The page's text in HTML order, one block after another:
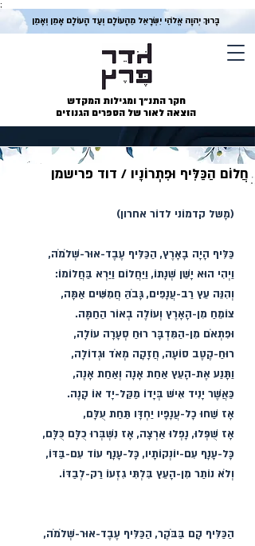
;
בָּרוּךְ יְהוָה אֱלֹהֵי יִשְׂרָאֵל מֵהָעוֹלָם וְעַד הָעוֹלָם אָמֵן וְאָמֵן
חקר התנ״ך ומגילות המקדש
הוצאה לאור של הספרים הגנוזים
חֲלוֹם הַכַּלִּיף וּפִתְרוֹנָיו / דוד פרישמן
(מָשל קדמוֹני לדוֹר אחרון)
כַּלִּיף הָיָה בָאָרֶץ, הַכַּלִּיף עֶבֶד-אוּר-שְׁלֹמֹה,
וַיְהִי הוּא יָשֵׁן שְׁנָתוֹ, וַיַּחֲלוֹם וַיַּרְא בַּחֲלוֹמוֹ:
וְהִנֵּה עֵץ רַב-עֲנָפִים, גָּבֹהַּ חֲמִשִּׁים אַמָּה,
צוֹמֵחַ מִן-הָאָרֶץ וְעוֹלֶה בְאוֹר הַחַמָּה.
וּפִתְאֹם מִן-הַמִּדְבָּר רוּחַ סְעָרָה עוֹלָה,
רוּחַ-קֶטֶב סוֹעָה, חֲזָקָה מְאֹד וּגְדוֹלָה,
וַתָּנַע אֶת-הָעֵץ אַחַת אָנָה וְאַחַת אָנֶה,
כַּאֲשֶׁר יָנִיד אִישׁ בְּיָדוֹ מַקַּל-יָד אוֹ קָנֶה.
אָז שַׁחוּ כָל-עֲנָפָיו יַחְדָּו תַּחַת עֻלָּם,
אָז שֻׁפְּלוּ, נָפְלוּ אַרְצָה, אָז נִשְׁבְּרוּ כֻלָּם כֻּלָּם,
כָּל-עָנָף עִם-יוֹנְקוֹתָיו, כָּל-עָנָף עוֹד עִם-בַּדּוֹ,
וְלֹא נוֹתַר מִן-הָעֵץ בִּלְתִּי גִזְעוֹ רַק-לְבַדּוֹ.
הַכַּלִּיף קָם בַּבֹּקֶר, הַכַּלִּיף עֶבֶד-אוּר-שְׁלֹמֹה,